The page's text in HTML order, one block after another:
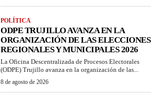
POLÍTICA
ODPE TRUJILLO AVANZA EN LA
ORGANIZACIÓN DE LAS ELECCIONES
REGIONALES Y MUNICIPALES 2026
La Oficina Descentralizada de Procesos Electorales
(ODPE) Trujillo avanza en la organización de las...
8 de agosto de 2026